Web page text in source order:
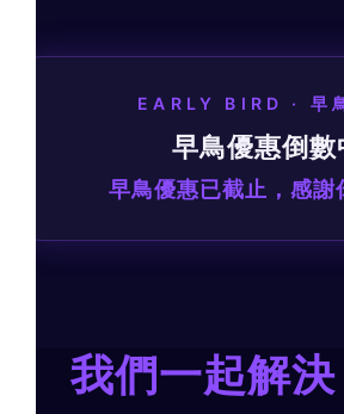
EARLY BIRD · 早
早鳥優惠倒數
早鳥優惠已截止，感謝
我們一起解